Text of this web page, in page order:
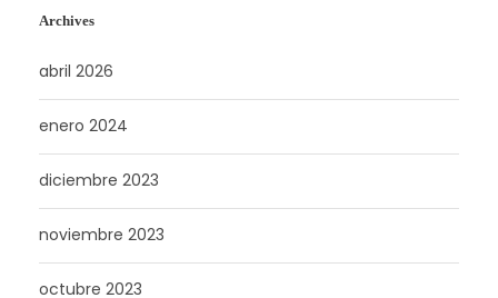
Archives
abril 2026
enero 2024
diciembre 2023
noviembre 2023
octubre 2023